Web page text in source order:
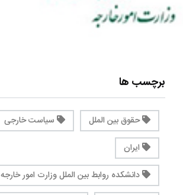
برچسب ها
حقوق بین الملل
سیاست خارجی
ایران
دانشکده روابط بین الملل وزارت امور خارجه